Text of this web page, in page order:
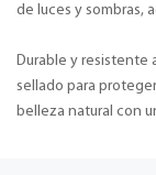
de luces y sombras,
Durable y resistente
sellado para
belleza natural con